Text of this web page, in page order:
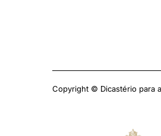
Copyright © Dicastério para